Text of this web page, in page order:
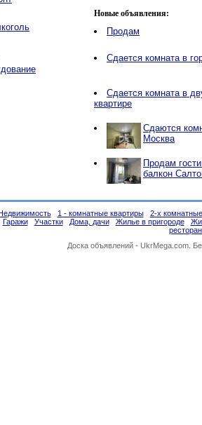
Новые объявления:
Продам
Сдается комната в
Сдается комната в
квартире
Сдаются
Москва
Продам
балкон
1 - комнатные квартиры
2-х
Гаражи Участки Дома, дачи Жилье в пригороде
Доска объявлений - UkrMega.com.